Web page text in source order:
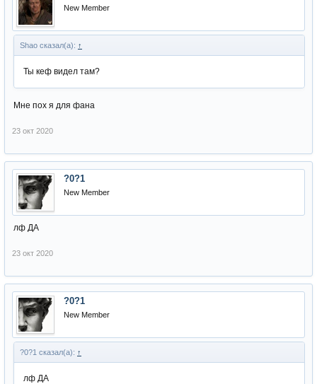
New Member
Shao сказал(а): ↑
Ты кеф видел там?
Мне пох я для фана
23 окт 2020
?0?1
New Member
лф ДА
23 окт 2020
?0?1
New Member
?0?1 сказал(а): ↑
лф ДА